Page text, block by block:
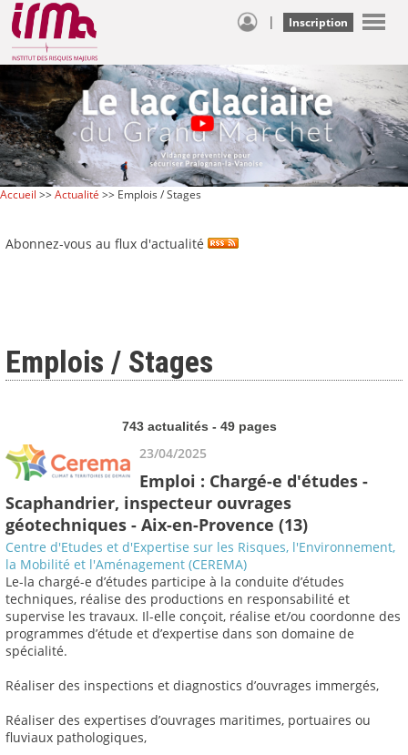
| Inscription
Accueil >>Actualité >> Emplois / Stages
Abonnez-vous au flux d'actualité
Emplois / Stages
743 actualités - 49 pages
23/04/2025
Emploi : Chargé-e d'études -
Scaphandrier, inspecteur ouvrages
géotechniques - Aix-en-Provence (13)
Centre d'Etudes et d'Expertise sur les Risques, l'Environnement,
la Mobilité et l'Aménagement (CEREMA)
Le-la chargé-e d’études participe à la conduite d’études
techniques, réalise des productions en responsabilité et
supervise les travaux. Il-elle conçoit, réalise et/ou coordonne des
programmes d’étude et d’expertise dans son domaine de
spécialité.
Réaliser des inspections et diagnostics d’ouvrages immergés,
Réaliser des expertises d’ouvrages maritimes, portuaires ou
fluviaux pathologiques,